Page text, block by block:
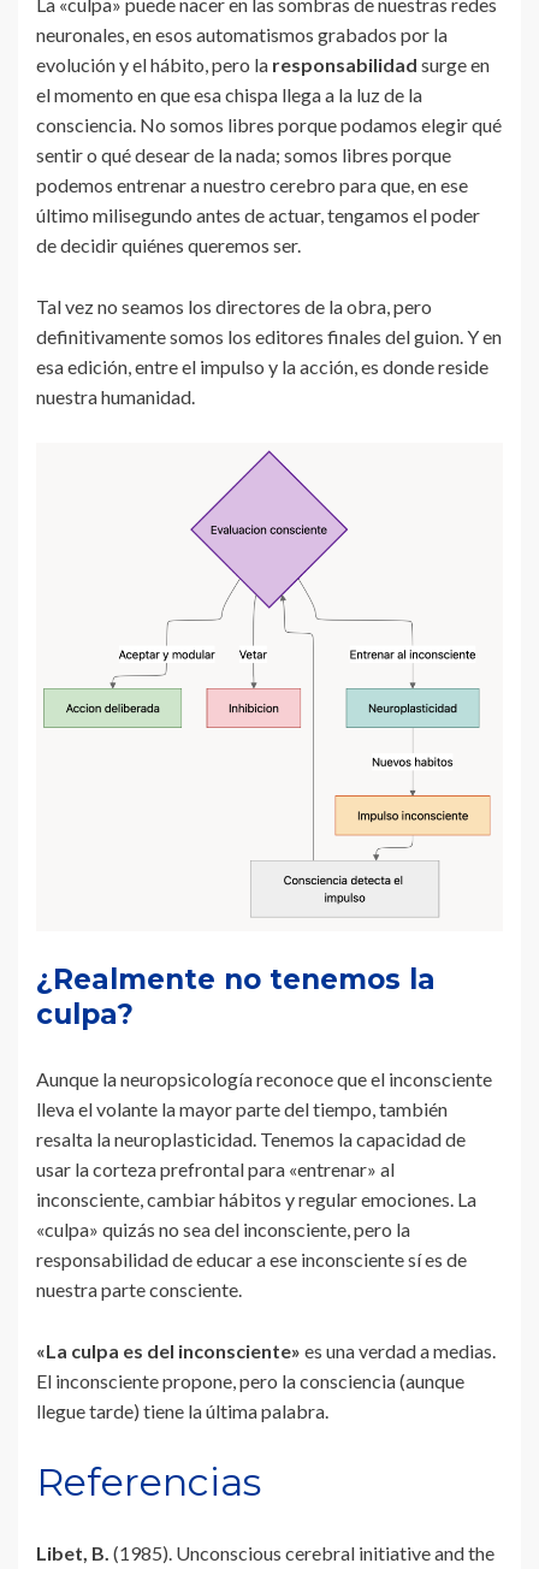
neuronales, en esos automatismos grabados por la
evolución y el hábito, pero la responsabilidad surge en
el momento en que esa chispa llega a la luz de la
consciencia. No somos libres porque podamos elegir qué
sentir o qué desear de la nada; somos libres porque
podemos entrenar a nuestro cerebro para que, en ese
último milisegundo antes de actuar, tengamos el poder
de decidir quiénes queremos ser.
Tal vez no seamos los directores de la obra, pero
definitivamente somos los editores finales del guion. Y en
esa edición, entre el impulso y la acción, es donde reside
nuestra humanidad.
¿Realmente no tenemos la
culpa?
Aunque la neuropsicología reconoce que el inconsciente
lleva el volante la mayor parte del tiempo, también
resalta la neuroplasticidad. Tenemos la capacidad de
usar la corteza prefrontal para «entrenar» al
inconsciente, cambiar hábitos y regular emociones. La
«culpa» quizás no sea del inconsciente, pero la
responsabilidad de educar a ese inconsciente sí es de
nuestra parte consciente.
«La culpa es del inconsciente» es una verdad a medias.
El inconsciente propone, pero la consciencia (aunque
llegue tarde) tiene la última palabra.
Referencias
Libet, B. (1985). Unconscious cerebral initiative and the